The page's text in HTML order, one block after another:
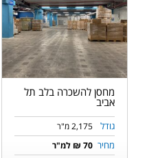
מחסן להשכרה בלב תל
אביב
גודל 2,175 מ"ר
מחיר 70 ₪ למ"ר